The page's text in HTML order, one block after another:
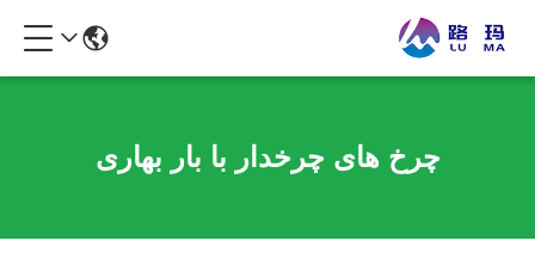
چرخ های چرخدار با بار بهاری